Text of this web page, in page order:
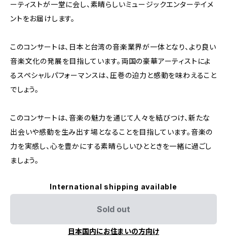
ーティストが一堂に会し、素晴らしいミュージックエンターテイメ
ントをお届けします。
このコンサートは、日本と台湾の音楽業界が一体となり、より良い
音楽文化の発展を目指しています。両国の豪華アーティストによ
るスペシャルパフォーマンスは、圧巻の迫力と感動を味わえること
でしょう。
このコンサートは、音楽の魅力を通じて人々を結びつけ、新たな
出会いや感動を生み出す場となることを目指しています。音楽の
力を実感し、心を豊かにする素晴らしいひとときを一緒に過ごし
ましょう。
International shipping available
Sold out
日本国内にお住まいの方向け